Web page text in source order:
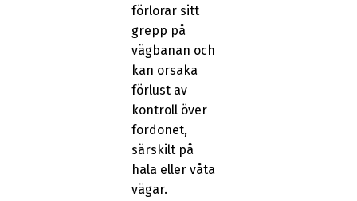
förlorar sitt
grepp på
vägbanan och
kan orsaka
förlust av
kontroll över
fordonet,
särskilt på
hala eller våta
vägar.